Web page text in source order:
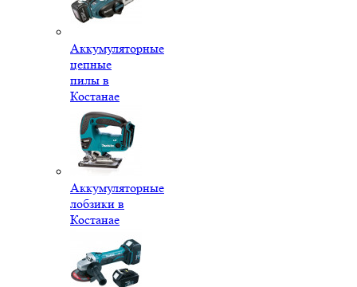
Аккумуляторные
цепные
пилы в
Костанае
Аккумуляторные
лобзики в
Костанае